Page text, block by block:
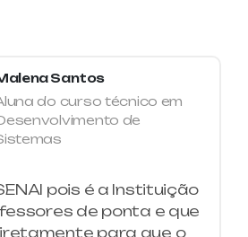
À CONSTRUÇÃO
Santos
do curso técnico em
de
pois é a Instituição
de ponta e que
para que o